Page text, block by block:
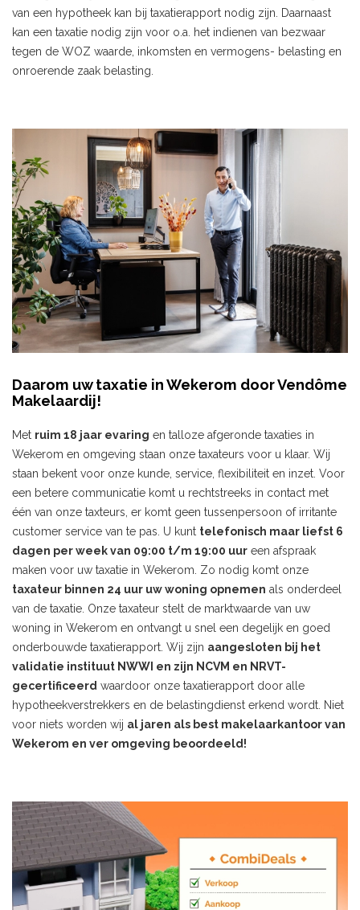
van een hypotheek kan bij taxatierapport nodig zijn. Daarnaast
kan een taxatie nodig zijn voor o.a. het indienen van bezwaar
tegen de WOZ waarde, inkomsten en vermogens- belasting en
onroerende zaak belasting.
Daarom uw taxatie in Wekerom door Vendôme
Makelaardij!
Met ruim 18 jaar evaring en talloze afgeronde taxaties in
Wekerom en omgeving staan onze taxateurs voor u klaar. Wij
staan bekent voor onze kunde, service, flexibiliteit en inzet. Voor
een betere communicatie komt u rechtstreeks in contact met
één van onze taxteurs, er komt geen tussenpersoon of irritante
customer service van te pas. U kunt telefonisch maar liefst 6
dagen per week van 09:00 t/m 19:00 uur een afspraak
maken voor uw taxatie in Wekerom. Zo nodig komt onze
taxateur binnen 24 uur uw woning opnemen als onderdeel
van de taxatie. Onze taxateur stelt de marktwaarde van uw
woning in Wekerom en ontvangt u snel een degelijk en goed
onderbouwde taxatierapport. Wij zijn aangesloten bij het
validatie instituut NWWI en zijn NCVM en NRVT-
gecertificeerd waardoor onze taxatierapport door alle
hypotheekverstrekkers en de belastingdienst erkend wordt. Niet
voor niets worden wij al jaren als best makelaarkantoor van
Wekerom en ver omgeving beoordeeld!